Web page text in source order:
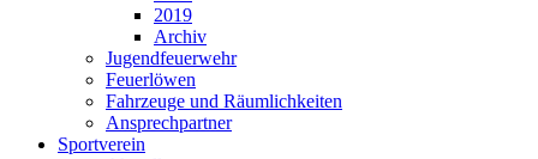
2019
Archiv
Jugendfeuerwehr
Feuerlöwen
Fahrzeuge und Räumlichkeiten
Ansprechpartner
Sportverein